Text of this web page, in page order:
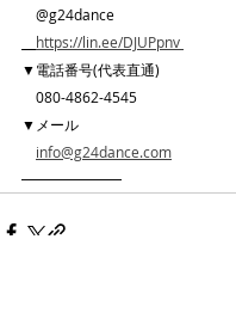
@g24dance
https://lin.ee/DJUPpnv
▼電話番号(代表直通)
080-4862-4545
▼メール
info@g24dance.com
━━━━━━━